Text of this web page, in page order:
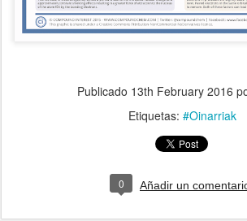
Publicado 13th February 2016
Etiquetas: #Oinarriak
0 Añadir un